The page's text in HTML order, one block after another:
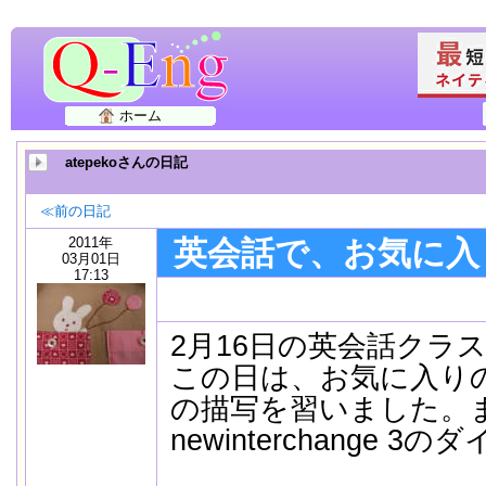
ホーム
atepekoさんの日記
≪前の日記
2011年
03月01日
17:13
英会話で、お気に
2月16日の英会話クラ
この日は、お気に入り
の描写を習いました。
newinterchange 3のダ